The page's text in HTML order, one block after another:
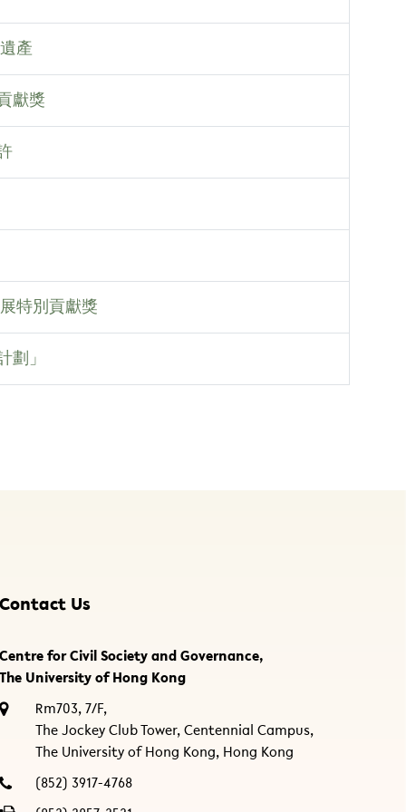
產
獻獎
特別貢獻獎
劃」
Contact Us
Centre for Civil Society and Governance,
The University of Hong Kong
Rm703, 7/F,
The Jockey Club Tower, Centennial Campus,
The University of Hong Kong, Hong Kong
(852) 3917-4768